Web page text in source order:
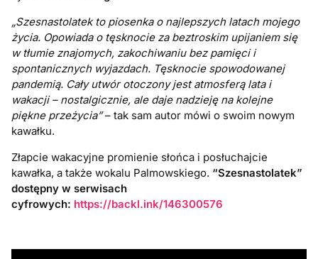
„Szesnastolatek to piosenka o najlepszych latach mojego
życia. Opowiada o tęsknocie za beztroskim upijaniem się
w tłumie znajomych, zakochiwaniu bez pamięci i
spontanicznych wyjazdach. Tęsknocie spowodowanej
pandemią. Cały utwór otoczony jest atmosferą lata i
wakacji – nostalgicznie, ale daje nadzieję na kolejne
piękne przeżycia”– tak sam autor mówi o swoim nowym
kawałku.
Złapcie wakacyjne promienie słońca i posłuchajcie
kawałka, a także wokalu Palmowskiego. “Szesnastolatek”
dostępny w serwisach
cyfrowych: https://backl.ink/146300576